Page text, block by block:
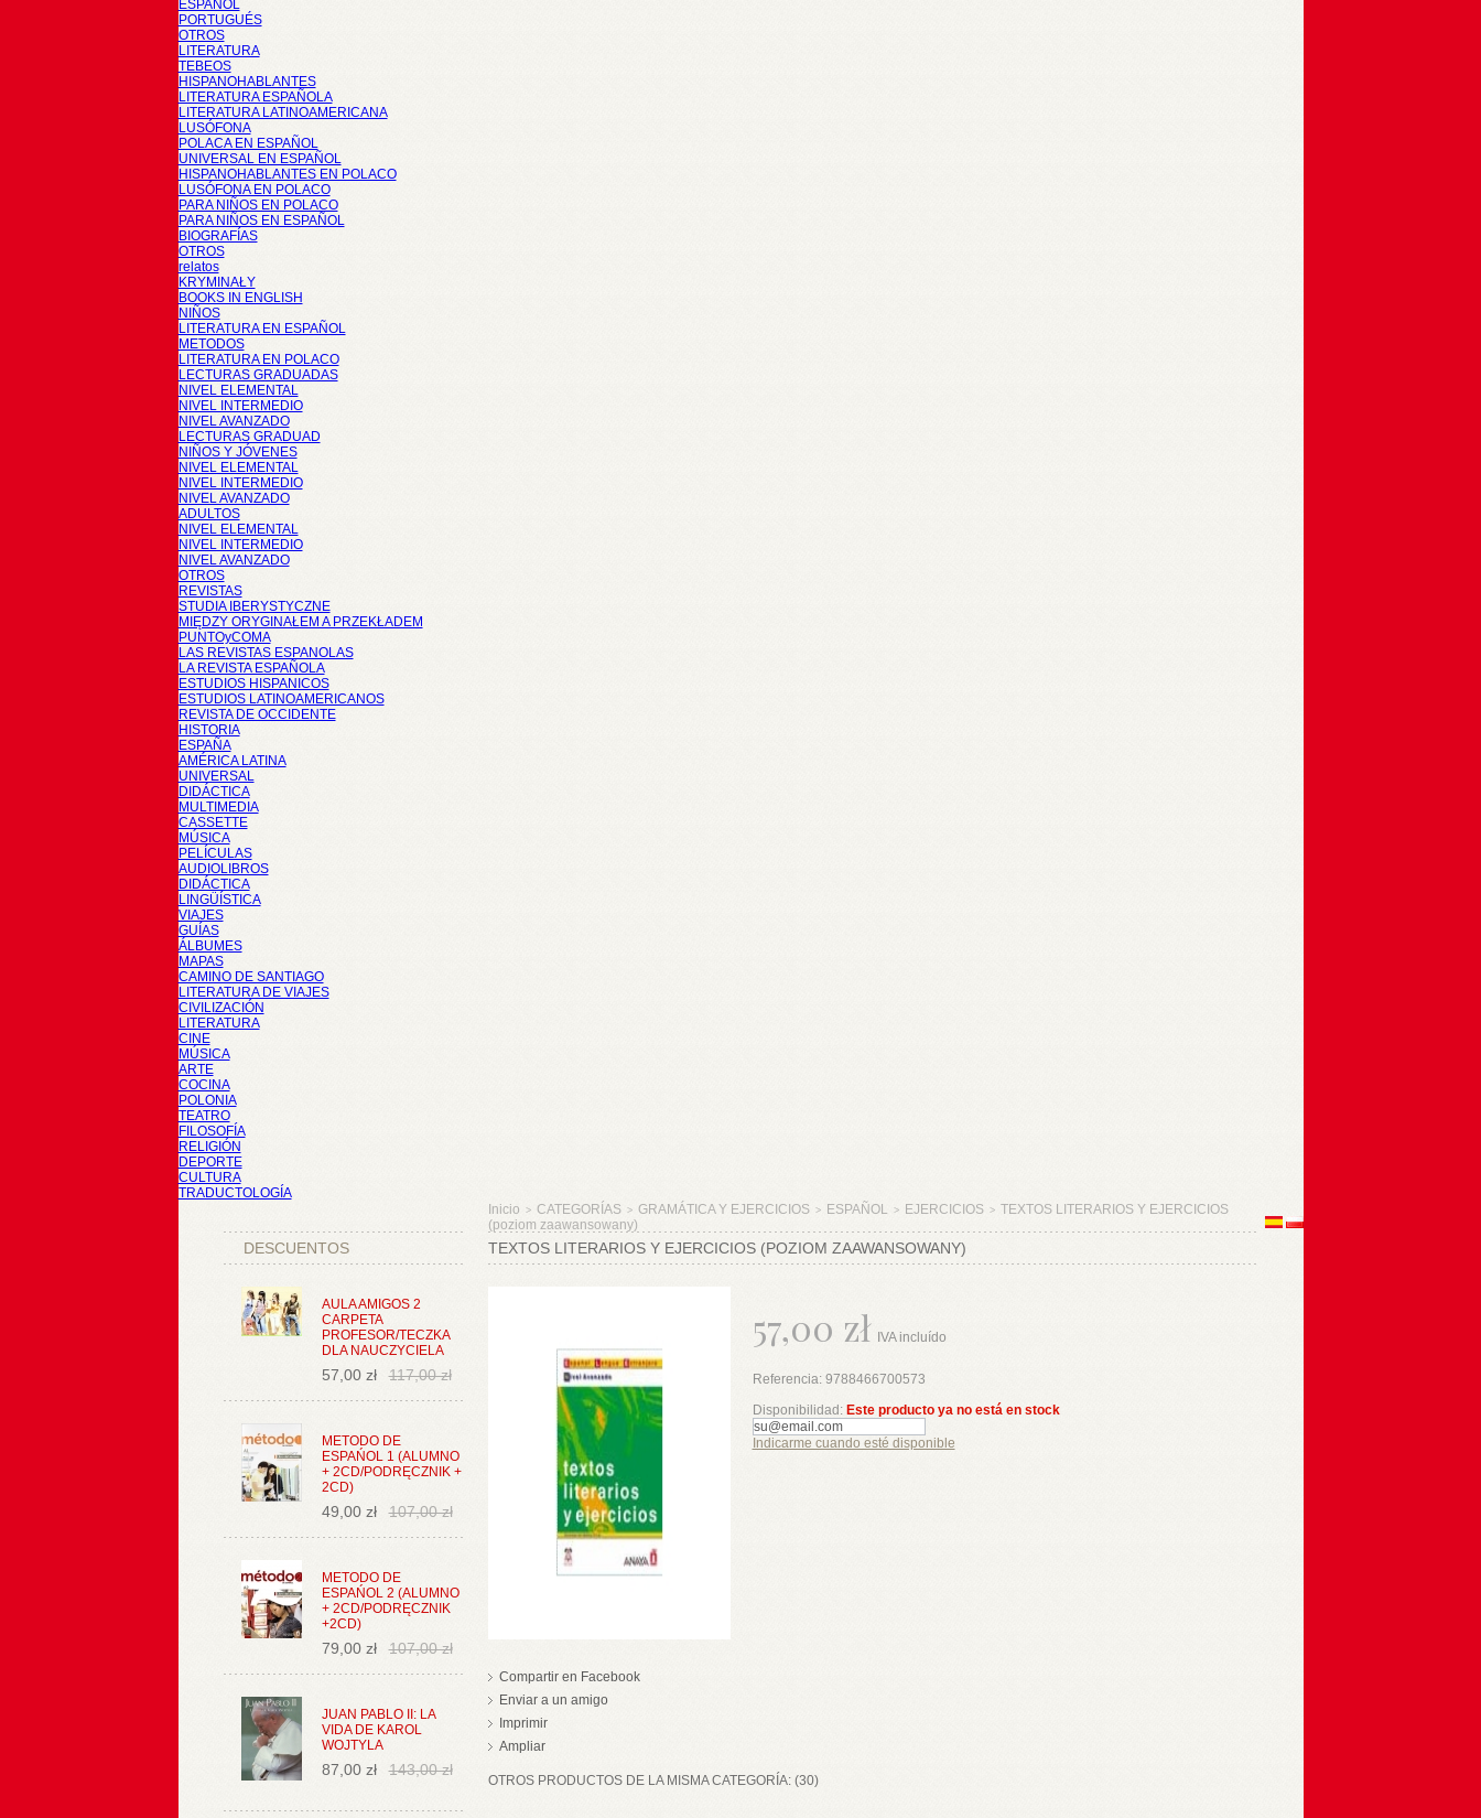
ESPAÑOL
PORTUGUÉS
OTROS
LITERATURA
TEBEOS
HISPANOHABLANTES
LITERATURA ESPAÑOLA
LITERATURA LATINOAMERICANA
LUSÓFONA
POLACA EN ESPAÑOL
UNIVERSAL EN ESPAÑOL
HISPANOHABLANTES EN POLACO
LUSÓFONA EN POLACO
PARA NIÑOS EN POLACO
PARA NIÑOS EN ESPAÑOL
BIOGRAFÍAS
OTROS
relatos
KRYMINAŁY
BOOKS IN ENGLISH
NIÑOS
LITERATURA EN ESPAÑOL
METODOS
LITERATURA EN POLACO
LECTURAS GRADUADAS
NIVEL ELEMENTAL
NIVEL INTERMEDIO
NIVEL AVANZADO
LECTURAS GRADUAD
NIÑOS Y JÓVENES
NIVEL ELEMENTAL
NIVEL INTERMEDIO
NIVEL AVANZADO
ADULTOS
NIVEL ELEMENTAL
NIVEL INTERMEDIO
NIVEL AVANZADO
OTROS
REVISTAS
STUDIA IBERYSTYCZNE
MIĘDZY ORYGINAŁEM A PRZEKŁADEM
PUNTOyCOMA
LAS REVISTAS ESPANOLAS
LA REVISTA ESPAÑOLA
ESTUDIOS HISPANICOS
ESTUDIOS LATINOAMERICANOS
REVISTA DE OCCIDENTE
HISTORIA
ESPAÑA
AMÉRICA LATINA
UNIVERSAL
DIDÁCTICA
MULTIMEDIA
CASSETTE
MÚSICA
PELÍCULAS
AUDIOLIBROS
DIDÁCTICA
LINGÜÍSTICA
VIAJES
GUÍAS
ÁLBUMES
MAPAS
CAMINO DE SANTIAGO
LITERATURA DE VIAJES
CIVILIZACIÓN
LITERATURA
CINE
MÚSICA
ARTE
COCINA
POLONIA
TEATRO
FILOSOFÍA
RELIGIÓN
DEPORTE
CULTURA
TRADUCTOLOGÍA
DESCUENTOS
AULA AMIGOS 2
CARPETA
PROFESOR/TECZKA
DLA NAUCZYCIELA
57,00 zł 117,00 zł
METODO DE
ESPAŃOL 1 (ALUMNO
+ 2CD/PODRĘCZNIK +
2CD)
49,00 zł 107,00 zł
METODO DE
ESPAŃOL 2 (ALUMNO
+ 2CD/PODRĘCZNIK
+2CD)
79,00 zł 107,00 zł
JUAN PABLO II: LA
VIDA DE KAROL
WOJTYLA
87,00 zł 143,00 zł
Inicio > CATEGORÍAS > GRAMÁTICA Y EJERCICIOS > ESPAÑOL > EJERCICIOS > TEXTOS LITERARIOS Y EJERCICIOS
(poziom zaawansowany)
TEXTOS LITERARIOS Y EJERCICIOS (POZIOM ZAAWANSOWANY)
Compartir en Facebook
Enviar a un amigo
Imprimir
Ampliar
57,00 zł IVA incluído
Referencia: 9788466700573
Disponibilidad: Este producto ya no está en stock
Indicarme cuando esté disponible
OTROS PRODUCTOS DE LA MISMA CATEGORÍA: (30)